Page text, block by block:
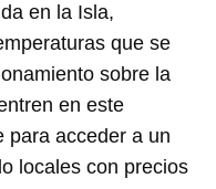
en la Isla,
que se
sobre la
en este
para acceder a un
locales con precios